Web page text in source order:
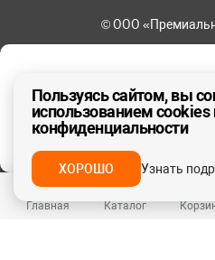
Главная Каталог
ДА, ВЕРНО
© ООО
Пользуясь сайтом, вы
использованием cookies
конфиденциальности
ХОРОШО Узнать